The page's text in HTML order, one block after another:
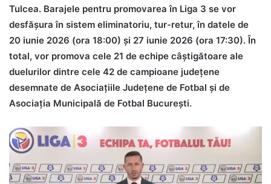
Tulcea. Barajele pentru promovarea în Liga 3 se vor
desfășura în sistem eliminatoriu, tur-retur, în datele de
20 iunie 2026 (ora 18:00) și 27 iunie 2026 (ora 17:30). În
total, vor promova cele 21 de echipe câștigătoare ale
duelurilor dintre cele 42 de campioane județene
desemnate de Asociațiile Județene de Fotbal și de
Asociația Municipală de Fotbal București.